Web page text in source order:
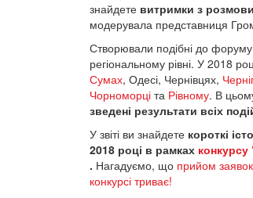
знайдете витримки з
модерувала представниця
Створювали подібні до
регіональному рівні. У 2018
Сумах, Одесі, Чернівцях,
Чорноморці та Рівному. В
зведені результати всіх
У звіті ви знайдете короткі
2018 році в рамках конкурсу
. Нагадуємо, що прийом
конкурсі триває!